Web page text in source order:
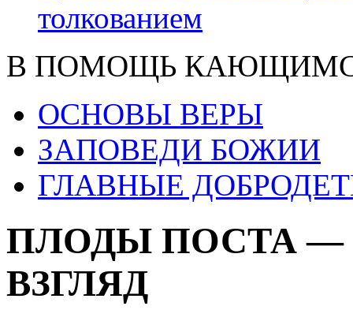
толкованием
В ПОМОЩЬ
ОСНОВЫ ВЕРЫ
ЗАПОВЕДИ БОЖИИ
ГЛАВНЫЕ
ПЛОДЫ ПОСТА —
ВЗГЛЯД